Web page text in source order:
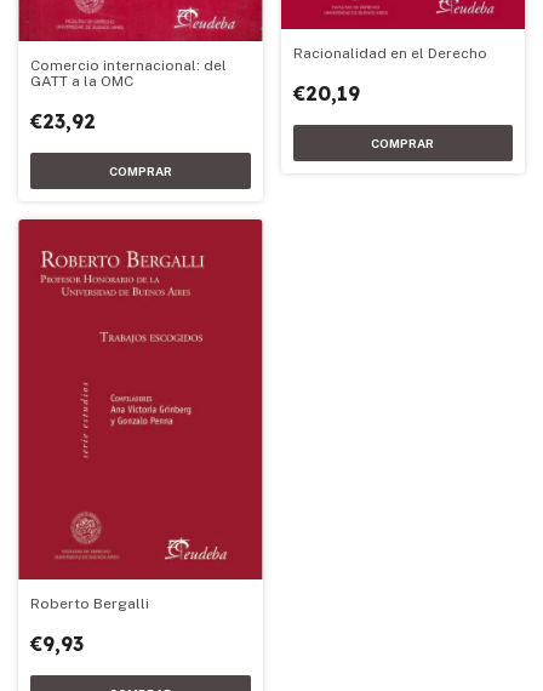
Comercio internacional: del
GATT a la OMC
€23,92
Racionalidad en el Derecho
€20,19
Roberto Bergalli
€9,93